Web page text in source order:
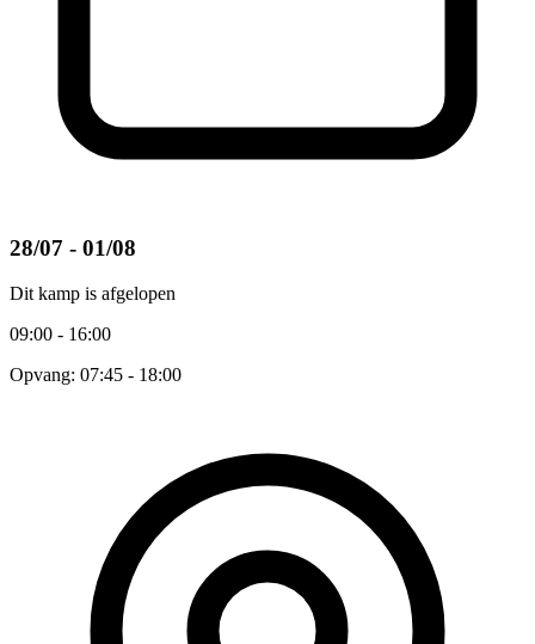
28/07 - 01/08
Dit kamp is afgelopen
09:00 - 16:00
Opvang: 07:45 - 18:00